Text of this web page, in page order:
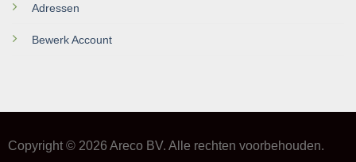
Adressen
Bewerk Account
Copyright © 2026 Areco BV. Alle rechten voorbehouden.